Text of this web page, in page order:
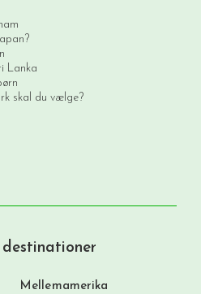
Lanka
skal du vælge?
Mellemamerika